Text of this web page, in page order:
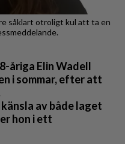
såklart otroligt kul att ta en
åriga Elin Wadell
i sommar, efter att
av både laget
hon i ett